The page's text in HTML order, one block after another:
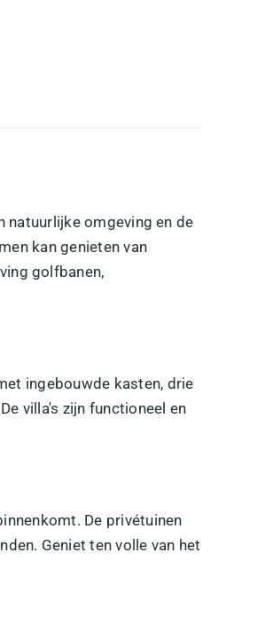
natuurlijke omgeving en de
kan genieten van
golfbanen,
ingebouwde kasten, drie
villa's zijn functioneel en
De privétuinen
Geniet ten volle van het